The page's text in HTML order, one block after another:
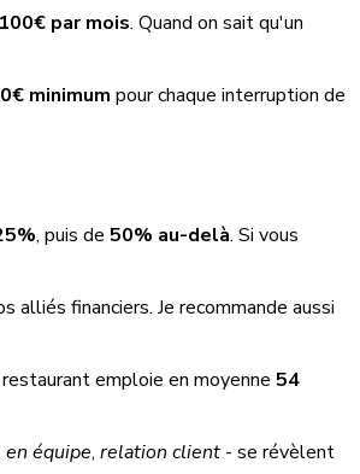
par mois. Quand on sait qu'un
minimum pour chaque interruption de
, puis de 50% au-delà. Si vous
alliés financiers. Je recommande aussi
restaurant emploie en moyenne 54
équipe, relation client - se révèlent